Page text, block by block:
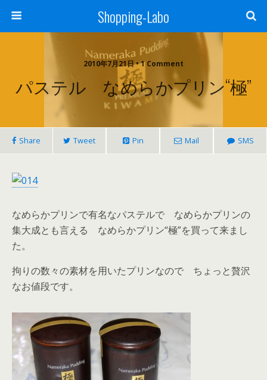
Shopping-Labo
2010年7月21日 • 1 Comment
パステル なめらかプリン“極”
Share Tweet Pin Mail SMS
なめらかプリンで有名なパステルで なめらかプリンの
集大成とも言える なめらかプリン“極”を買って来まし
た。
拘りの数々の素材を用いたプリンなので ちょっと贅沢
なお値段です。